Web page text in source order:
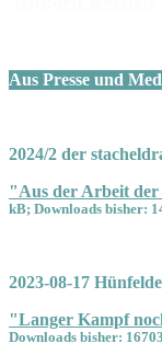
Aus Presse und
2024/2 der
"Aus der Arbeit
kB; Downloads bisher:
2023-08-17
"Langer Kampf
Downloads bisher: